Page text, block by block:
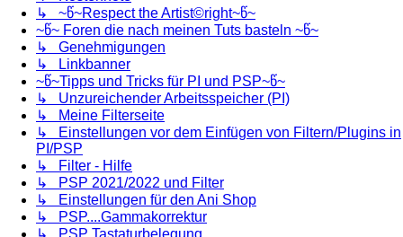
↳ ~წ~Respect the Artist©right~წ~
~წ~ Foren die nach meinen Tuts basteln ~წ~
↳ Genehmigungen
↳ Linkbanner
~წ~Tipps und Tricks für PI und PSP~წ~
↳ Unzureichender Arbeitsspeicher (PI)
↳ Meine Filterseite
↳ Einstellungen vor dem Einfügen von Filtern/Plugins in
PI/PSP
↳ Filter - Hilfe
↳ PSP 2021/2022 und Filter
↳ Einstellungen für den Ani Shop
↳ PSP....Gammakorrektur